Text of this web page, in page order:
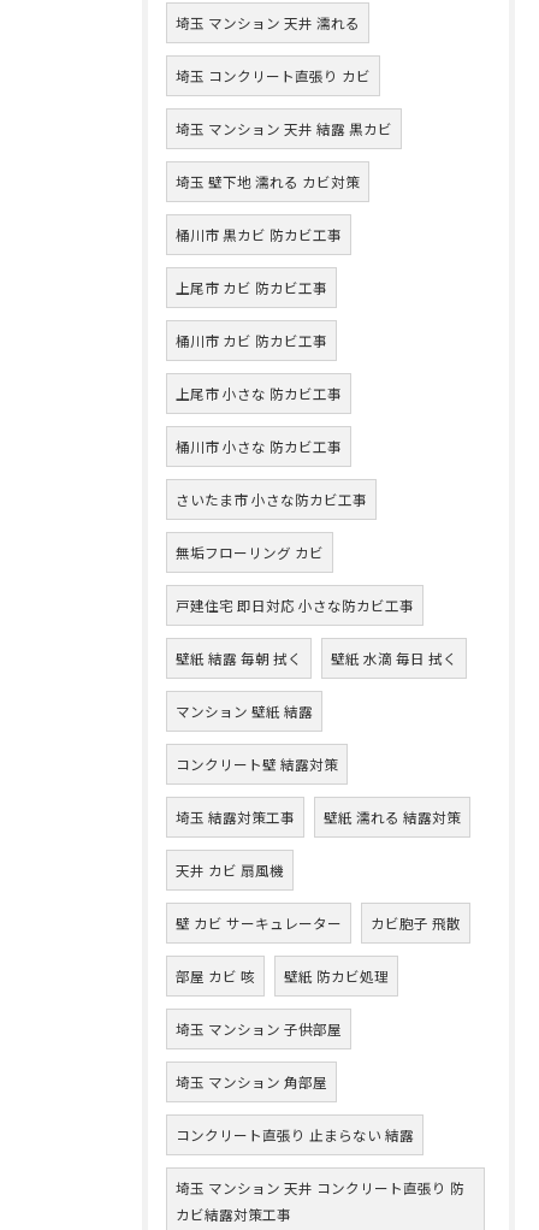
埼玉 マンション 天井 濡れる
埼玉 コンクリート直張り カビ
埼玉 マンション 天井 結露 黒カビ
埼玉 壁下地 濡れる カビ対策
桶川市 黒カビ 防カビ工事
上尾市 カビ 防カビ工事
桶川市 カビ 防カビ工事
上尾市 小さな 防カビ工事
桶川市 小さな 防カビ工事
さいたま市 小さな防カビ工事
無垢フローリング カビ
戸建住宅 即日対応 小さな防カビ工事
壁紙 結露 毎朝 拭く 壁紙 水滴 毎日 拭く
マンション 壁紙 結露
コンクリート壁 結露対策
埼玉 結露対策工事 壁紙 濡れる 結露対策
天井 カビ 扇風機
壁 カビ サーキュレーター カビ胞子 飛散
部屋 カビ 咳 壁紙 防カビ処理
埼玉 マンション 子供部屋
埼玉 マンション 角部屋
コンクリート直張り 止まらない 結露
埼玉 マンション 天井 コンクリート直張り 防
カビ結露対策工事